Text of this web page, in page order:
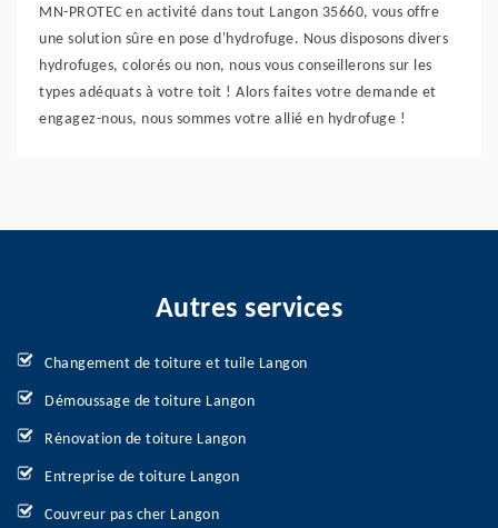
MN-PROTEC en activité dans tout Langon 35660, vous offre
une solution sûre en pose d'hydrofuge. Nous disposons divers
hydrofuges, colorés ou non, nous vous conseillerons sur les
types adéquats à votre toit ! Alors faites votre demande et
engagez-nous, nous sommes votre allié en hydrofuge !
Autres services
Changement de toiture et tuile Langon
Démoussage de toiture Langon
Rénovation de toiture Langon
Entreprise de toiture Langon
Couvreur pas cher Langon